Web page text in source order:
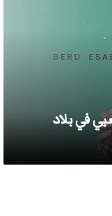
في بلاد